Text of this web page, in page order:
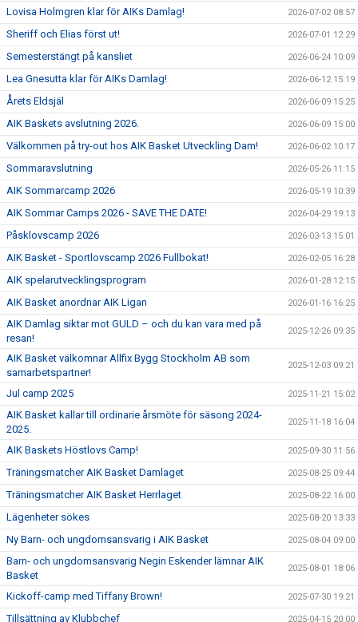
Lovisa Holmgren klar för AIKs Damlag! 2026-07-02 08:57
Sheriff och Elias först ut! 2026-07-01 12:29
Semesterstängt på kansliet 2026-06-24 10:09
Lea Gnesutta klar för AIKs Damlag! 2026-06-12 15:19
Årets Eldsjäl 2026-06-09 15:25
AIK Baskets avslutning 2026. 2026-06-09 15:00
Välkommen på try-out hos AIK Basket Utveckling Dam! 2026-06-02 10:17
Sommaravslutning 2026-05-26 11:15
AIK Sommarcamp 2026 2026-05-19 10:39
AIK Sommar Camps 2026 - SAVE THE DATE! 2026-04-29 19:13
Påsklovscamp 2026 2026-03-13 15:01
AIK Basket - Sportlovscamp 2026 Fullbokat! 2026-02-05 16:28
AIK spelarutvecklingsprogram 2026-01-28 12:15
AIK Basket anordnar AIK Ligan 2026-01-16 16:25
AIK Damlag siktar mot GULD – och du kan vara med på
resan!
2025-12-26 09:35
AIK Basket välkomnar Allfix Bygg Stockholm AB som
samarbetspartner!
2025-12-03 09:21
Jul camp 2025 2025-11-21 15:02
AIK Basket kallar till ordinarie årsmöte för säsong 2024-
2025.
2025-11-18 16:04
AIK Baskets Höstlovs Camp! 2025-09-30 11:56
Träningsmatcher AIK Basket Damlaget 2025-08-25 09:44
Träningsmatcher AIK Basket Herrlaget 2025-08-22 16:00
Lägenheter sökes 2025-08-20 13:33
Ny Barn- och ungdomsansvarig i AIK Basket 2025-08-04 09:00
Barn- och ungdomsansvarig Negin Eskender lämnar AIK
Basket
2025-08-01 18:06
Kickoff-camp med Tiffany Brown! 2025-07-30 19:21
Tillsättning av Klubbchef 2025-04-15 20:00